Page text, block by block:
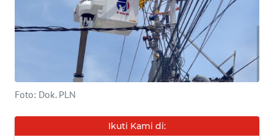
Foto: Dok. PLN
Ikuti Kami di:
INFO
KAMI
MEDIA